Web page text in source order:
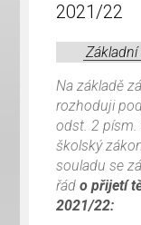
2021/22
Na základě
rozhoduji
odst. 2 písm.
školský
souladu se
řádo přijetí
2021/22: